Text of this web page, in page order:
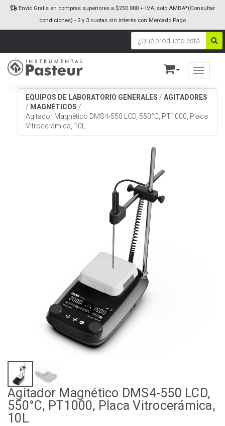
Toggle
Envío Gratis en compras superiores a $250.000 + IVA, solo AMBA*(Consultar
condiciones) - 2 y 3 cuotas sin interés con Mercado Pago
EQUIPOS DE LABORATORIO GENERALES / AGITADORES
/ MAGNÉTICOS /
Agitador Magnético DMS4-550 LCD, 550°C, PT1000, Placa
Vitrocerámica, 10L
Agitador Magnético DMS4-550 LCD,
550°C, PT1000, Placa Vitrocerámica,
10L